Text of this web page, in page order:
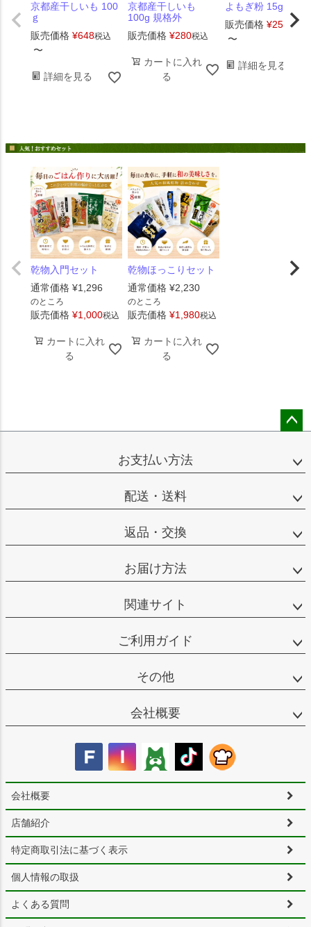
京都産干しいも 100
ｇ
販売価格 ¥648税込
〜
詳細を見る
京都産干しいも
100g 規格外
販売価格 ¥280税込
カートに入れ
る
よもぎ粉 15g
販売価格 ¥259 税込
〜
詳細を見る
乾物入門セット
通常価格 ¥1,296
のところ
販売価格 ¥1,000税込
カートに入れ
る
乾物ほっこりセット
通常価格 ¥2,230
のところ
販売価格 ¥1,980税込
カートに入れ
る
ップ
お支払い方法
配送・送料
返品・交換
お届け方法
関連サイト
ご利用ガイド
その他
会社概要
会社概要
店舗紹介
特定商取引法に基づく表示
個人情報の取扱
よくある質問